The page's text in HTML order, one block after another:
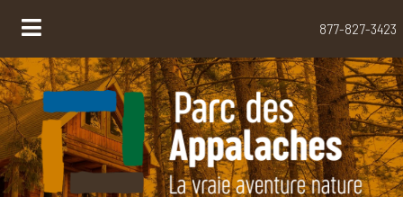
877-827-3423